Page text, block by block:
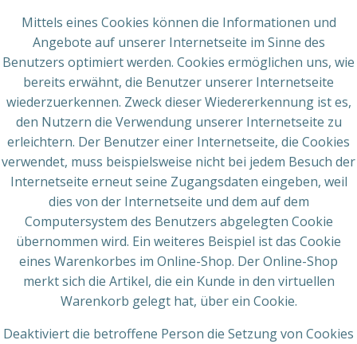
Mittels eines Cookies können die Informationen und
Angebote auf unserer Internetseite im Sinne des
Benutzers optimiert werden. Cookies ermöglichen uns, wie
bereits erwähnt, die Benutzer unserer Internetseite
wiederzuerkennen. Zweck dieser Wiedererkennung ist es,
den Nutzern die Verwendung unserer Internetseite zu
erleichtern. Der Benutzer einer Internetseite, die Cookies
verwendet, muss beispielsweise nicht bei jedem Besuch der
Internetseite erneut seine Zugangsdaten eingeben, weil
dies von der Internetseite und dem auf dem
Computersystem des Benutzers abgelegten Cookie
übernommen wird. Ein weiteres Beispiel ist das Cookie
eines Warenkorbes im Online-Shop. Der Online-Shop
merkt sich die Artikel, die ein Kunde in den virtuellen
Warenkorb gelegt hat, über ein Cookie.
Deaktiviert die betroffene Person die Setzung von Cookies